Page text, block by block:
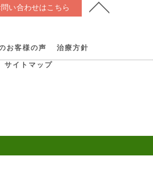
い合わせはこちら
お客様の声
治療方針
サイトマップ